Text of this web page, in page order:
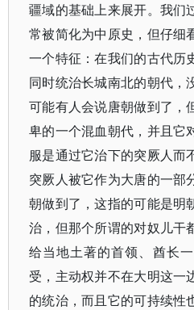
疆域的基础上来展开。我们
常被简化为中原史，但仔细
一个特征：在我们的古代历
同时统治长城南北的朝代，
可能有人会说唐朝做到了，
卑的一个混血朝代，并且它
服是通过它治下的突厥人而
突厥人被它作为大唐的一部
朝做到了，这指的可能是明
治，但那个所谓的对奴儿干
给当地土著的首领、酋长
受，主动权并不在大明这一
的统治，而且它的可持续性